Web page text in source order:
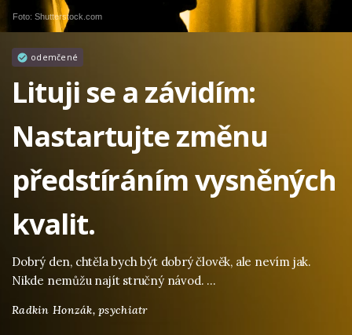
Foto: Shutterstock.com
odemčené
Lituji se a závidím:
Nastartujte změnu
předstíráním vysněných
kvalit.
Dobrý den, chtěla bych být dobrý člověk, ale nevím jak.
Nikde nemůžu najít stručný návod. …
Radkin Honzák,psychiatr